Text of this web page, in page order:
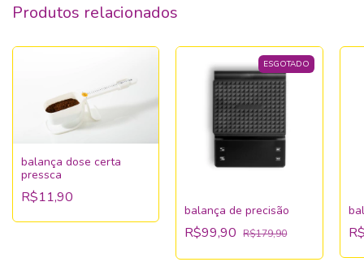
Produtos relacionados
balança dose certa
pressca
R$11,90
ESGOTADO
balança de precisão
R$99,90 R$179,90